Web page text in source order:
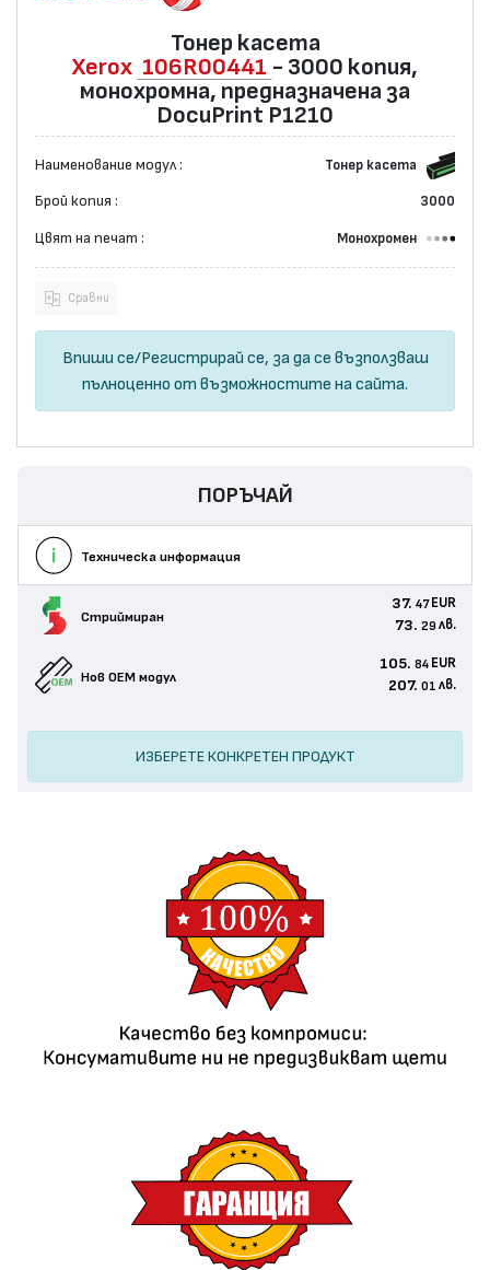
Тонер касета
Xerox 106R00441 - 3000 копия,
монохромна, предназначена за
DocuPrint P1210
Наименование модул : Тонер касета
Брой копия : 3000
Цвят на печат : Монохромен
Сравни
Впиши се/Регистрирай се, за да се възползваш
пълноценно от възможностите на сайта.
ПОРЪЧАЙ
Техническа информация
Стриймиран
37. 47 EUR
73. 29 лв.
Нов ОЕМ модул
105. 84 EUR
207. 01 лв.
ИЗБЕРЕТЕ КОНКРЕТЕН ПРОДУКТ